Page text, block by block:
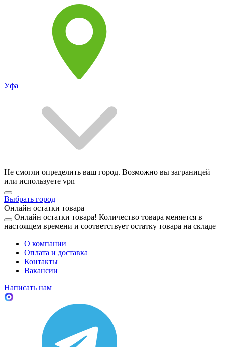
Уфа
Не смогли определить ваш город. Возможно вы заграницей
или используете vpn
Выбрать город
Онлайн остатки товара
Онлайн остатки товара! Количество товара меняется в
настоящем времени и соответствует остатку товара на складе
О компании
Оплата и доставка
Контакты
Вакансии
Написать нам